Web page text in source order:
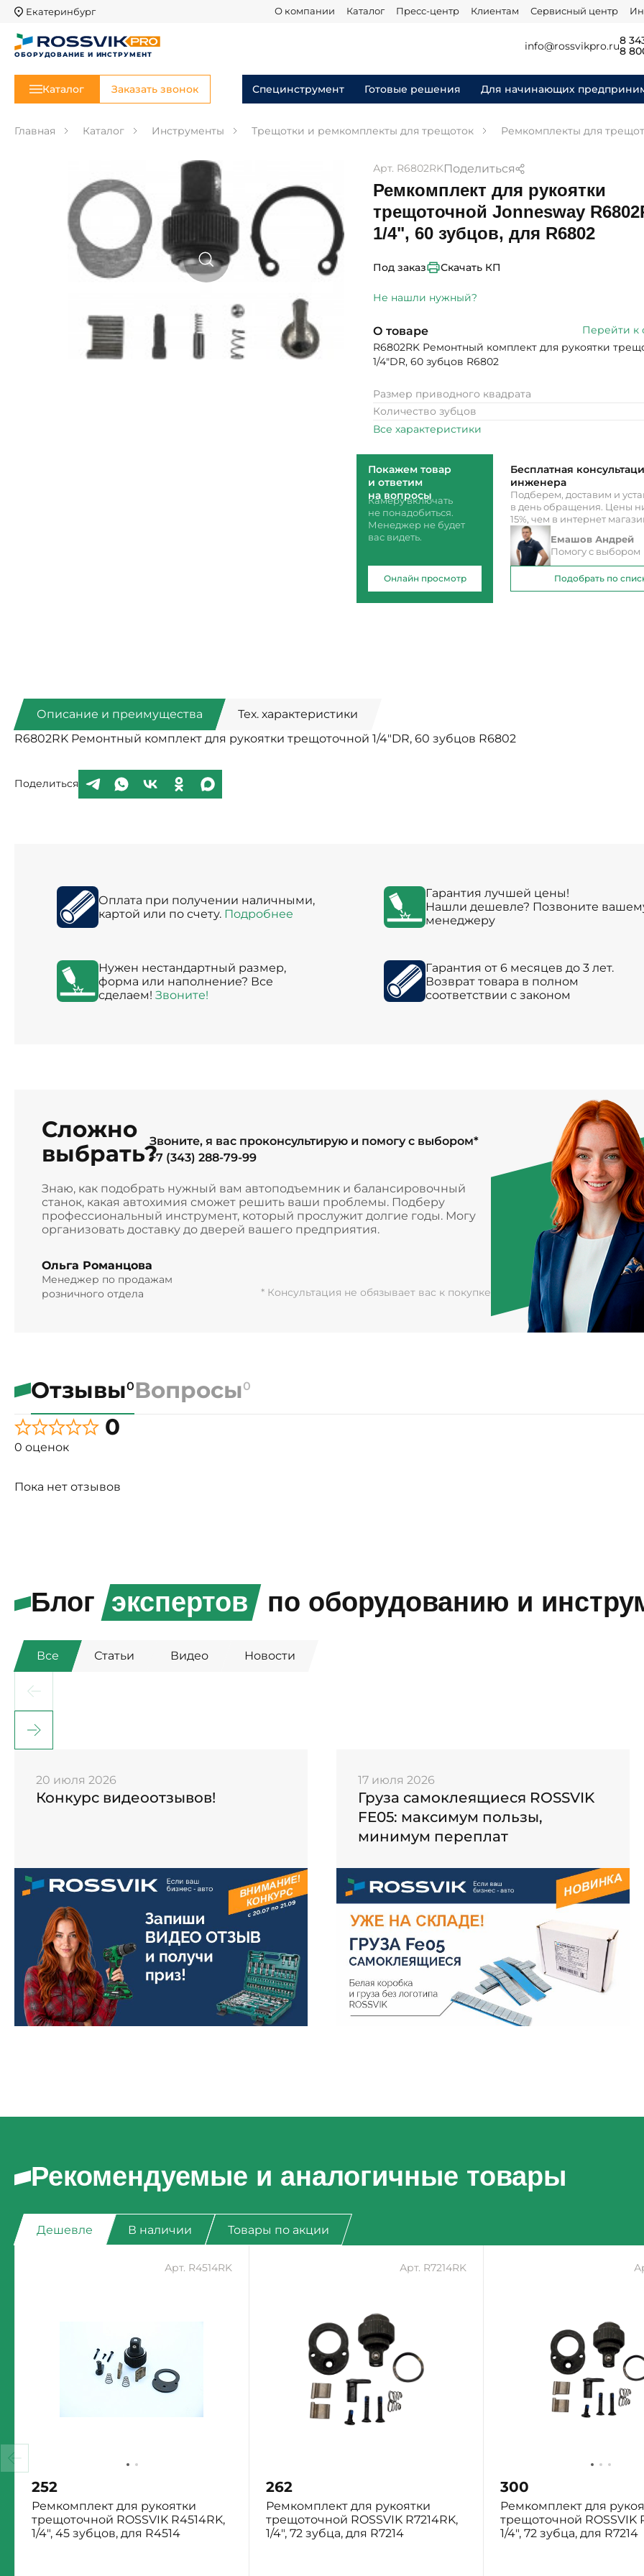
Екатеринбург О компании Каталог Пресс-центр Клиентам Сервисный центр
ОБОРУДОВАНИЕ И ИНСТРУМЕНТ
info@rossvikpro.ru8
8
Каталог Заказать звонок Специнструмент Готовые решения Для начинающих
Главная Каталог Инструменты Трещотки и ремкомплекты для трещоток Ремкомплекты для
Арт. R6802RKПоделиться
Ремкомплект для рукоятки
трещоточной Jonnesway
1/4", 60 зубцов, для R6802
Под заказ Скачать КП
Не нашли нужный?
О товаре
Перейти к
R6802RK Ремонтный комплект для рукоятки
1/4"DR, 60 зубцов R6802
Размер приводного квадрата
Количество зубцов
Все характеристики
Покажем товар
и ответим
на вопросы
Камеру включать
не понадобиться.
Менеджер не будет
вас видеть.
Онлайн просмотр
Бесплатная
инженера
Подберем, доставим и
в день обращения. Цены
15%, чем в интернет
Емашов Андрей
Помогу с выбором
Подобрать по
Описание и преимущества
Тех. характеристики
R6802RK Ремонтный комплект для рукоятки трещоточной 1/4"DR, 60 зубцов R6802
Поделиться
Оплата при получении наличными,
картой или по счету. Подробнее
Гарантия лучшей цены!
Нашли дешевле? Позвоните
менеджеру
Нужен нестандартный размер,
форма или наполнение? Все
сделаем! Звоните!
Гарантия от 6 месяцев до 3 лет.
Возврат товара в полном
соответствии с законом
Сложно
выбрать?Звоните, я вас проконсультирую и помогу с выбором*
+7 (343) 288-79-99
Знаю, как подобрать нужный вам автоподъемник и балансировочный
станок, какая автохимия сможет решить ваши проблемы. Подберу
профессиональный инструмент, который прослужит долгие годы. Могу
организовать доставку до дверей вашего предприятия.
Ольга Романцова
Менеджер по продажам
розничного отдела
* Консультация не обязывает вас к покупке
Отзывы0Вопросы0
0
0 оценок
Пока нет отзывов
Блог экспертов по оборудованию и
Все Статьи Видео Новости
20 июля 2026
Конкурс видеоотзывов!
17 июля 2026
Груза самоклеящиеся ROSSVIK
FE05: максимум пользы,
минимум переплат
Рекомендуемые и аналогичные товары
Дешевле В наличии Товары по акции
Арт. R4514RK
252
Ремкомплект для рукоятки
трещоточной ROSSVIK R4514RK,
1/4", 45 зубцов, для R4514
Арт. R7214RK
262
Ремкомплект для рукоятки
трещоточной ROSSVIK R7214RK,
1/4", 72 зубца, для R7214
300
Ремкомплект для
трещоточной ROSSVIK
1/4", 72 зубца, для R7214